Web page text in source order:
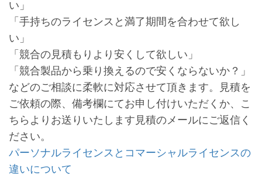
い」
「手持ちのライセンスと満了期間を合わせて欲し
い」
「競合の見積もりより安くして欲しい」
「競合製品から乗り換えるので安くならないか？」
などのご相談に柔軟に対応させて頂きます。見積を
ご依頼の際、備考欄にてお申し付けいただくか、こ
ちらよりお送りいたします見積のメールにご返信く
ださい。
パーソナルライセンスとコマーシャルライセンスの
違いについて